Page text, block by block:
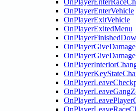
OnPlayerEnterVehicle
OnPlayerExitVehicle
OnPlayerExitedMenu
OnPlayerGiveDamage